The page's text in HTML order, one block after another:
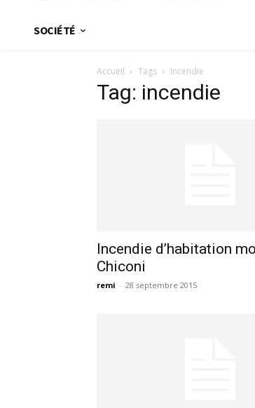
SOCIÉTÉ
Accueil Tags Incendie
Tag: incendie
Incendie d’habitation
Chiconi
remi - 28 septembre 2015